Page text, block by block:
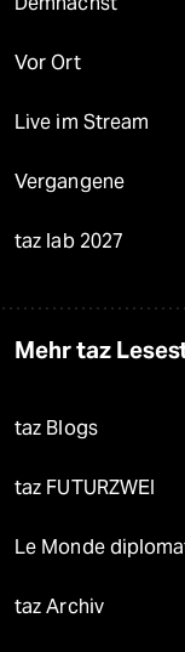
Vor Ort
Live im Stream
Vergangene
taz lab 2027
Mehr taz
taz Blogs
taz FUTURZWEI
Le Monde
taz Archiv